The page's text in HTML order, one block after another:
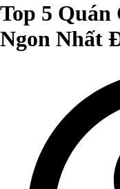
Top 5 Quán
Ngon Nhất